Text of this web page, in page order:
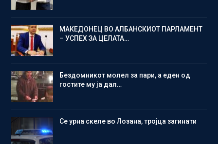
МАКЕДОНЕЦ ВО АЛБАНСКИОТ ПАРЛАМЕНТ
– УСПЕХ ЗА ЦЕЛАТА…
Бездомникот молел за пари, а еден од
гостите му ја дал…
Се урна скеле во Лозана, тројца загинати